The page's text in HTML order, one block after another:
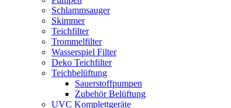
Schlammsauger
Skimmer
Teichfilter
Trommelfilter
Wasserspiel Filter
Deko Teichfilter
Teichbelüftung
Sauerstoffpumpen
Zubehör Belüftung
UVC Komplettgeräte